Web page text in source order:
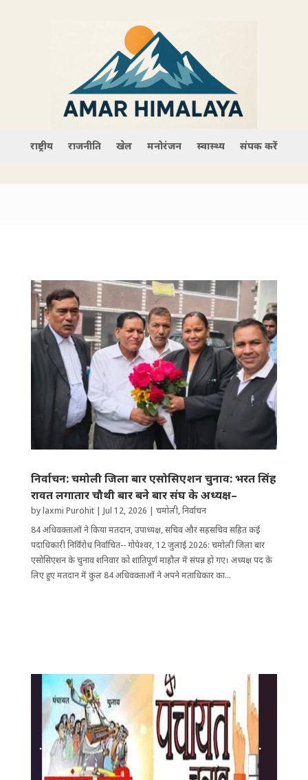
राष्ट्रीय राजनीति खेल मनोरंजन स्वास्थ्य संपर्क करें
निर्वाचन: चमोली जिला बार एसोसिएशन चुनाव: भरत सिंह
रावत लगातार चौथी बार बने बार संघ के अध्यक्ष–
bylaxmi Purohit| Jul 12, 2026 | चमोली,निर्वाचन
84 अधिवक्ताओं ने किया मतदान, उपाध्यक्ष, सचिव और सहसचिव सहित कई
पदाधिकारी निर्विरोध निर्वाचित-- गोपेश्वर, 12 जुलाई 2026: चमोली जिला बार
एसोसिएशन के चुनाव शनिवार को शांतिपूर्ण माहौल में संपन्न हो गए। अध्यक्ष पद के
लिए हुए मतदान में कुल 84 अधिवक्ताओं ने अपने मताधिकार का...